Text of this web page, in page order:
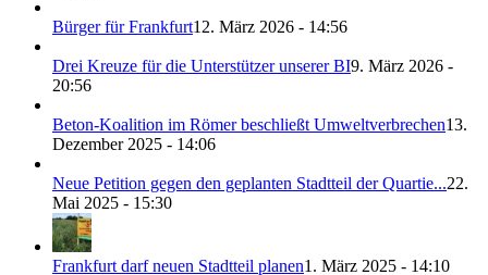
Bürger für Frankfurt12. März 2026 - 14:56
Drei Kreuze für die Unterstützer unserer BI9. März 2026 -
20:56
Beton-Koalition im Römer beschließt Umweltverbrechen13.
Dezember 2025 - 14:06
Neue Petition gegen den geplanten Stadtteil der Quartie...22.
Mai 2025 - 15:30
Frankfurt darf neuen Stadtteil planen1. März 2025 - 14:10